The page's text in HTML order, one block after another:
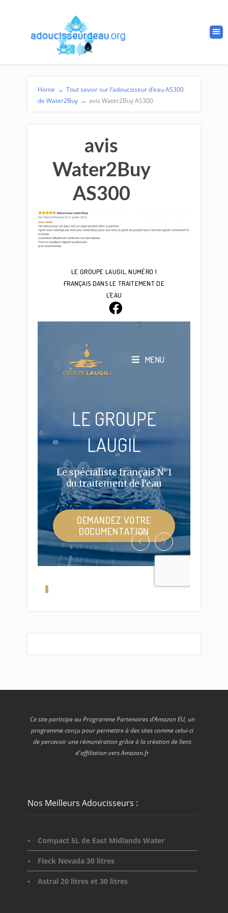
Home → Tout savoir sur l’adoucisseur d’eau AS300
de Water2Buy → avis Water2Buy AS300
avis
Water2Buy
AS300
Ce site participe au Programme Partenaires d’Amazon EU, un
programme conçu pour permettre à des sites comme celui-ci
de percevoir une rémunération grâce à la création de liens
d'affiliation vers Amazon.fr
Nos Meilleurs Adoucisseurs :
Compact 5L de East Midlands Water
Fleck Nevada 30 litres
Astral 20 litres et 30 litres